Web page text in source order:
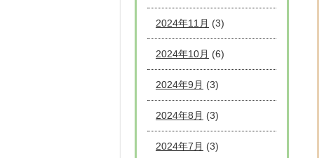
2024年11月 (3)
2024年10月 (6)
2024年9月 (3)
2024年8月 (3)
2024年7月 (3)